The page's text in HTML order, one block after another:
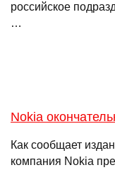
российское
…
Nokia
Как сообщает
компания Nokia